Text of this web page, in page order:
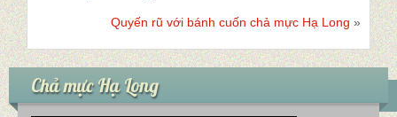
Quyến rũ với bánh cuốn chả mực Hạ Long »
Chả mực Hạ Long